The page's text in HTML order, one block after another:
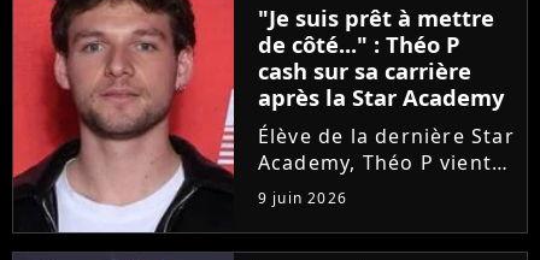
"Je suis prêt à mettre
de côté..." : Théo P
cash sur sa carrière
après la Star Academy
Élève de la dernière Star
Academy, Théo P vient
de sortir son premier
single Garçon solide. En
interview, l'ancien
9 juin 2026